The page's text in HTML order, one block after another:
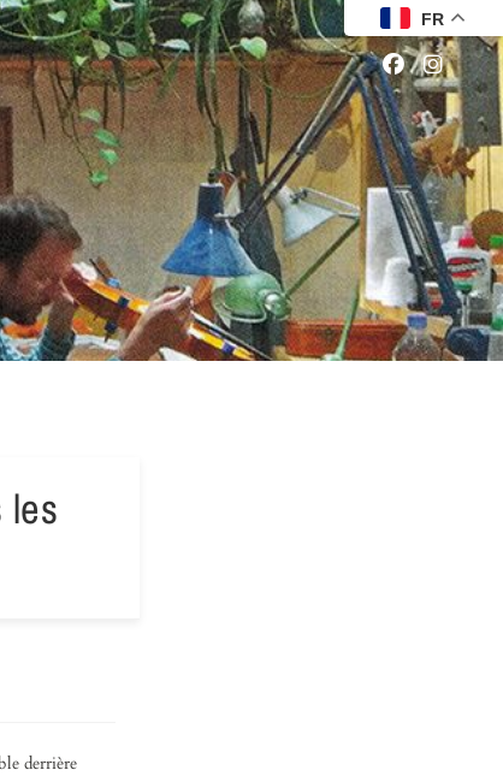
les
derrière
FR